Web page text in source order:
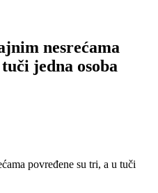
nesrećama
jedna osoba